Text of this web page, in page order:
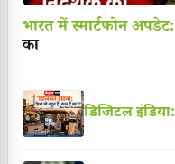
भारत में स्मार्टफोन अपडेट:
का
डिजिटल इंडिया: